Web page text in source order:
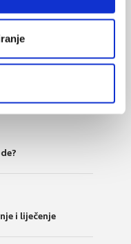
smjernice)
i liječenje